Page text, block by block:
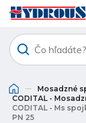
Mosadzné
CODITAL -
CODITAL - Ms
PN 25